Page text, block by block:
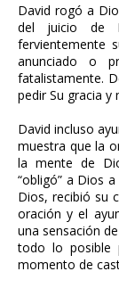
David rogó a
del juicio de
fervientemente
anunciado o
fatalistamente.
pedir Su gracia y
David incluso
muestra que la
la mente de
“obligó” a Dios
Dios, recibió su
oración y el
una sensación
todo lo posible
momento de